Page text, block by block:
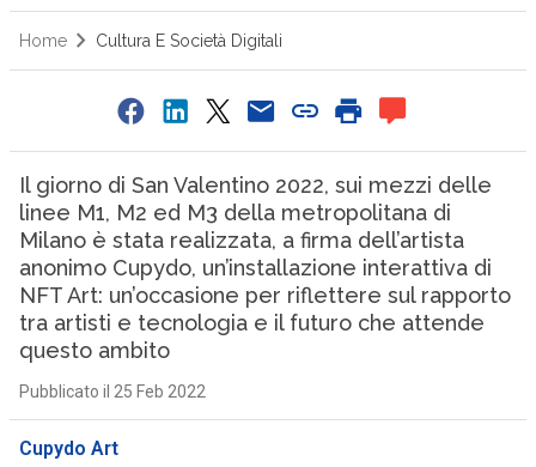
Home Cultura E Società Digitali
Il giorno di San Valentino 2022, sui mezzi delle
linee M1, M2 ed M3 della metropolitana di
Milano è stata realizzata, a firma dell’artista
anonimo Cupydo, un’installazione interattiva di
NFT Art: un’occasione per riflettere sul rapporto
tra artisti e tecnologia e il futuro che attende
questo ambito
Pubblicato il 25 Feb 2022
Cupydo Art